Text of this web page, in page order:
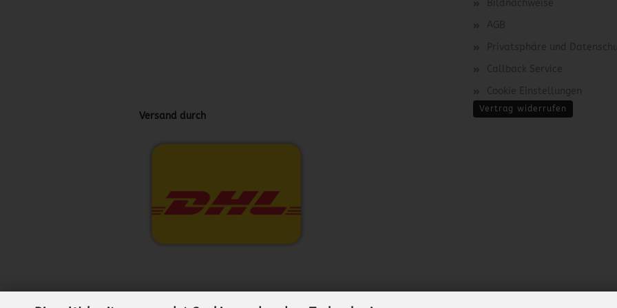
Bildnachweise
AGB
Privatsphäre und
Callback Service
Cookie Einstellungen
Versand durch
Vertrag widerrufen